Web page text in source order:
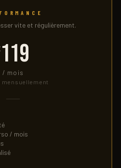
vite et régulièrement.
119
/ mois
mensuellement
/ mois